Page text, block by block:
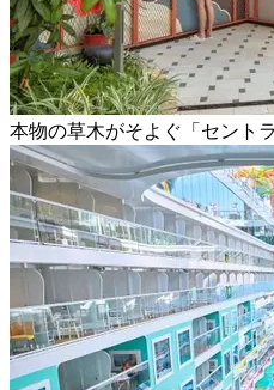
本物の草木がそよぐ「セント